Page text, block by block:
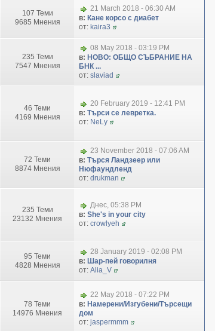
107 Теми
9685 Мнения
21 March 2018 - 06:30 AM
в: Кане корсо с диабет
от: kaira3
235 Теми
7547 Мнения
08 May 2018 - 03:19 PM
в: НОВО: ОБЩО СЪБРАНИЕ НА
БНК ...
от: slaviad
46 Теми
4169 Мнения
20 February 2019 - 12:41 PM
в: Търси се левретка.
от: NeLy
72 Теми
8874 Мнения
23 November 2018 - 07:06 AM
в: Търся Ландзеер или
Нюфаундленд
от: drukman
235 Теми
23132 Мнения
Днес, 05:38 PM
в: She's in your city
от: crowlyeh
95 Теми
4828 Мнения
28 January 2019 - 02:08 PM
в: Шар-пей говорилня
от: Alia_V
78 Теми
14976 Мнения
22 May 2018 - 07:22 PM
в: Намерени/Изгубени/Търсещи
дом
от: jaspermmm